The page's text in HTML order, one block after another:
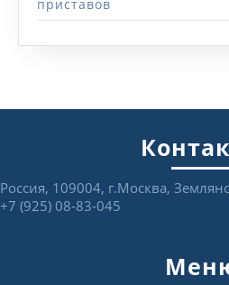
приставов
Россия, 109004, г.Москва,
+7 (925) 08-83-045